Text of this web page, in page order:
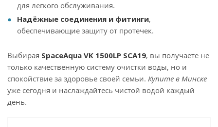
для легкого обслуживания.
Надёжные соединения и фитинги,
обеспечивающие защиту от протечек.
Выбирая SpaceAqua VK 1500LP SCA19, вы получаете не
только качественную систему очистки воды, но и
спокойствие за здоровье своей семьи. Купите в Минске
уже сегодня и наслаждайтесь чистой водой каждый
день.